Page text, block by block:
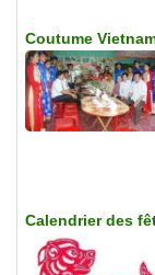
Coutume
Calendrier des